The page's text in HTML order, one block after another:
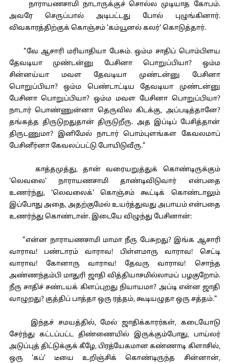
நாராயணசாமி நாடாருக்குச் சொல்ல முடியாத கோபம்.
அவரே செருப்பால் அடிபட்டது போல் புழுங்கினார்.
விவகாரத்திற்குக் கொஞ்சம் 'கம்யூனல் கலர்' கொடுத்தார்.
"வே ஆசாரி மரியாதியா பேசும். ஒம்ம சாதிப் பொம்பிளய
தேவடியா முண்டன்னு பேசினா பொறுப்பியா? ஒம்ம
சின்னய்யா மவள தேவடியா முண்டன்னு பேசினா
பொறுப்பியா? ஒம்ம பெண்டாட்டிய தேவடியா முண்டன்னு
பேசினா பொறுப்பியா? ஒம்ம மவள பேசினா பொறுப்பியா?
நாடார் பொண்ணுன்னா தெருவில கிடக்கு, அப்படித்தானே?
தங்கத்த திருடுறதுதான் திருடுறீரு. அத இப்டிப் பேசித்தான்
திருடணுமா? இனிமேல் நாடார் பொம்புளங்கள கேவலமாப்
பேசினீர்னா கேவலப்பட்டு போயிடுவீரு."
காத்தமுத்து, தான் வரையறுத்துக் கொண்டிருக்கும்
'லெவலை' நாராயணசாமி தாண்டிவிடுவார் என்பதை
உணர்ந்து, 'லெவலைக்' கொஞ்சம் கூட்டிக் கொண்டாலும்
இப்போது அதை, அதற்குமேல் உயர்த்துவது அபாயம் என்பதை
உணர்ந்து கொண்டான். இடையே விழுந்து பேசினான்:
"என்ன நாராயணசாமி மாமா நீரு பேசுறது? இங்க ஆசாரி
வாராவ! பண்டாரம் வாராவ! பிள்ளமாரு வாராவ! செட்டி
வாராவ! கோனாரு வாராவ! தேவரு வாராவ! சொந்த
அண்ணந்தம்பி மாதுரி ஜாதி வித்தியாசமில்லாமப் பழகுறோம்.
நீரு சாதிச் சண்டயக் கிளப்புறது நியாயமா? அப்டி என்ன ஜாதி
வாழுறது? குத்திப் பாத்தா ஒரு ரத்தம், கூடியழுதா ஒரு சத்தம்."
இந்தச் சமயத்தில், மேல் ஜாதிக்காரர்கள், கடையோடு
சேர்ந்து கட்டப்பட்ட திண்ணையில் இருக்கும்போது, பாய்லர்
அடுப்புத் திட்டுக்குக் கீழே, பிரத்யேகமான கண்ணாடி கிளாசில்,
ஒரு 'கப்' டீயை உறிஞ்சிக் கொண்டிருந்த சின்னான்,